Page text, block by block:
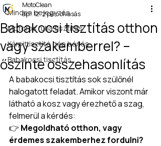
Minden bejegyzés
Motoros ruha tisztítás
Kárpittisztító gép bérlés
Babakocsi tisztítás
Babakocsi tisztítás otthon
vagy szakemberrel? –
őszinte összehasonlítás
MotoClean
ápr. 12.2 perc olvasás
A babakocsi tisztítás sok szülőnél
halogatott feladat. Amikor viszont már
látható a kosz vagy érezhető a szag,
felmerül a kérdés:
👉 Megoldható otthon, vagy
érdemes szakemberhez fordulni?